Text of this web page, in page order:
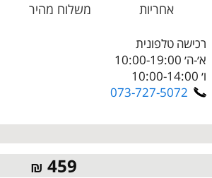
אחריות משלוח מהיר
רכישה טלפונית
א׳-ה׳ 10:00-19:00
ו׳ 10:00-14:00
073-727-5072
459
₪